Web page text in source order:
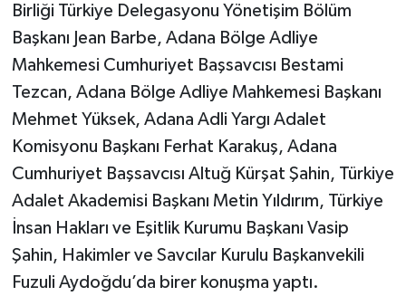
Birliği Türkiye Delegasyonu Yönetişim Bölüm
Başkanı Jean Barbe, Adana Bölge Adliye
Mahkemesi Cumhuriyet Başsavcısı Bestami
Tezcan, Adana Bölge Adliye Mahkemesi Başkanı
Mehmet Yüksek, Adana Adli Yargı Adalet
Komisyonu Başkanı Ferhat Karakuş, Adana
Cumhuriyet Başsavcısı Altuğ Kürşat Şahin, Türkiye
Adalet Akademisi Başkanı Metin Yıldırım, Türkiye
İnsan Hakları ve Eşitlik Kurumu Başkanı Vasip
Şahin, Hakimler ve Savcılar Kurulu Başkanvekili
Fuzuli Aydoğdu’da birer konuşma yaptı.